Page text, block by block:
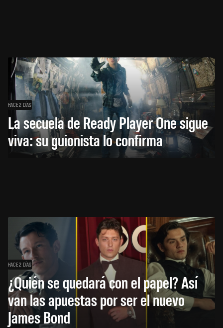
HACE 2 DÍAS
La secuela de Ready Player One sigue
viva: su guionista lo confirma
HACE 2 DÍAS
¿Quién se quedará con el papel? Así
van las apuestas por ser el nuevo
James Bond